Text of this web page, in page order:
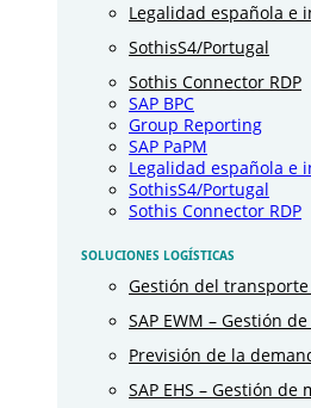
Legalidad española e
SothisS4/Portugal
Sothis Connector RDP
SAP BPC
Group Reporting
SAP PaPM
Legalidad española e
SothisS4/Portugal
Sothis Connector RDP
SOLUCIONES LOGÍSTICAS
Gestión del transporte
SAP EWM – Gestión
Previsión de la
SAP EHS – Gestión